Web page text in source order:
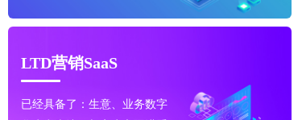
LTD营销SaaS
已经具备了：生意、业务数字